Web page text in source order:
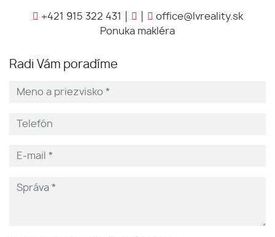
+421 915 322 431
office@lvreality.sk
Ponuka makléra
Radi Vám poradíme